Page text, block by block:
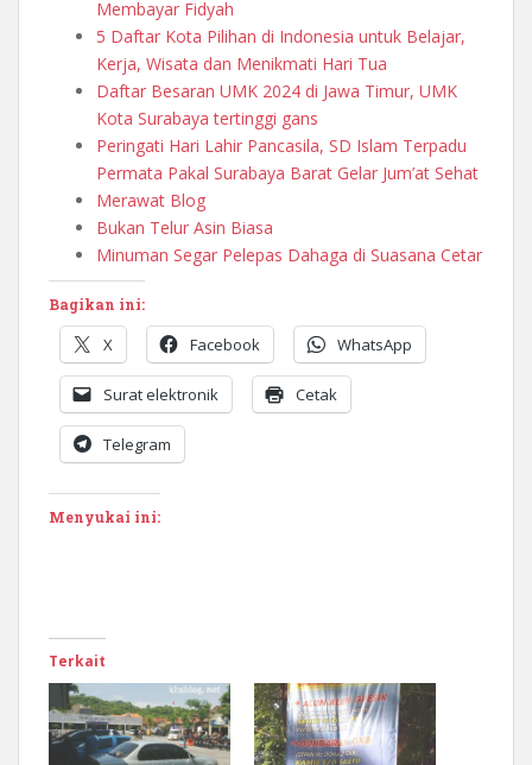
Membayar Fidyah
5 Daftar Kota Pilihan di Indonesia untuk Belajar,
Kerja, Wisata dan Menikmati Hari Tua
Daftar Besaran UMK 2024 di Jawa Timur, UMK
Kota Surabaya tertinggi gans
Peringati Hari Lahir Pancasila, SD Islam Terpadu
Permata Pakal Surabaya Barat Gelar Jum’at Sehat
Merawat Blog
Bukan Telur Asin Biasa
Minuman Segar Pelepas Dahaga di Suasana Cetar
Bagikan ini:
X Facebook WhatsApp
Surat elektronik Cetak
Telegram
Menyukai ini:
Terkait